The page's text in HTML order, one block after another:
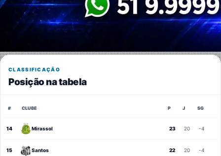
CLASSIFICAÇÃO
Posição na tabela
# CLUBE P J SG
14 Mirassol 23 20 -4
15 Santos 22 20 -4